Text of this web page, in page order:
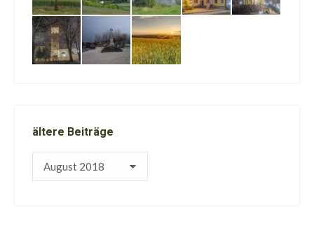
ältere Beiträge
ältere